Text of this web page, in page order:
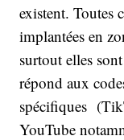
existent. Toutes
implantées en
surtout elles
répond aux
spécifiques
YouTube